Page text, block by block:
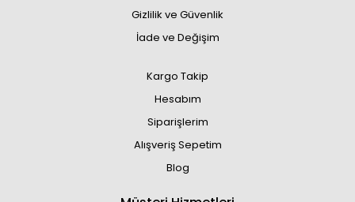
Gizlilik ve Güvenlik
İade ve Değişim
Kargo Takip
Hesabım
Siparişlerim
Alışveriş Sepetim
Blog